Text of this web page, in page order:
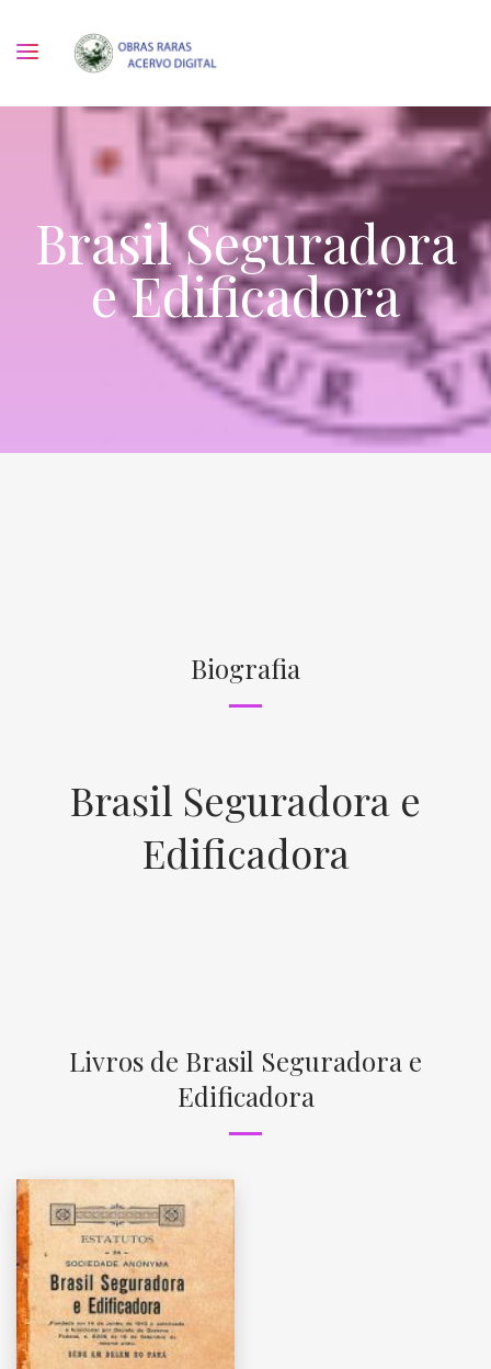
Brasil Seguradora
e Edificadora
Biografia
Brasil Seguradora e
Edificadora
Livros de Brasil Seguradora e
Edificadora